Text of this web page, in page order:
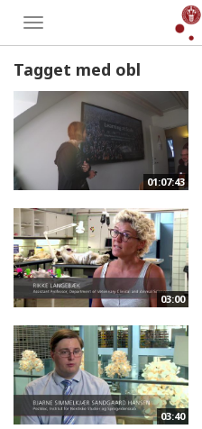
Toggle
menu
Tagget med obl
01:07:43
03:00
03:40